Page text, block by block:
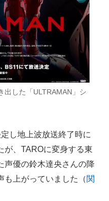
出した「ULTRAMAN」シ
し地上波放送終了時に
が、TAROに変身する東
声優の鈴木達央さんの降
も上がっていました（関